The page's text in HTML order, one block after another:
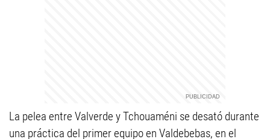
La pelea entre Valverde y Tchouaméni se desató durante
una práctica del primer equipo en Valdebebas, en el